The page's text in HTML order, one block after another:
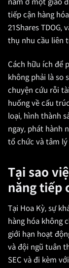
nằm ở một giao
tiếp cận hàng
21Shares
thụ nhu cầu liên
Cách hữu ích để
không phải là so
chuyện cứu rỗi
huống về cấu
loại, hình thành
ngay, phát hành
tổ chức và tâm lý
Tại sao
năng tiếp
Tại Hoa Kỳ, sự
hàng hóa không
giới hạn hoạt
và đội ngũ tuân
SEC và đi kèm